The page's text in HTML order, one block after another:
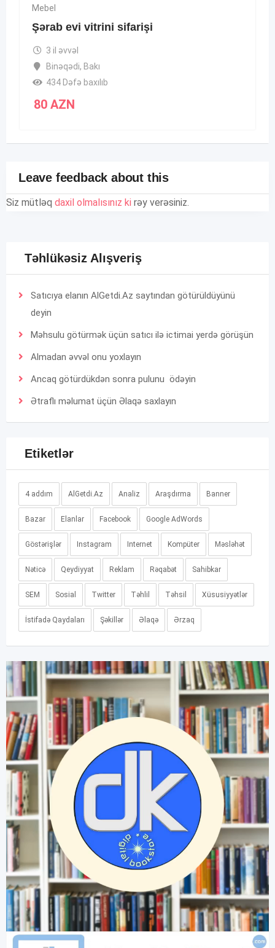
Mebel
Şərab evi vitrini sifarişi
3 il əvvəl
Binəqədi, Bakı
434 Dəfə baxılıb
80 AZN
Leave feedback about this
Siz mütləq daxil olmalısınız ki rəy verəsiniz.
Təhlükəsiz Alışveriş
Satıcıya elanın AlGetdi.Az saytından götürüldüyünü
deyin
Məhsulu götürmək üçün satıcı ilə ictimai yerdə görüşün
Almadan əvvəl onu yoxlayın
Ancaq götürdükdən sonra pulunu ödəyin
Ətraflı məlumat üçün Əlaqə saxlayın
Etiketlər
4 addım AlGetdi.Az Analiz Araşdırma Banner
Bazar Elanlar Facebook Google AdWords
Göstərişlər Instagram Internet Kompüter Məsləhət
Nəticə Qeydiyyat Reklam Rəqabət Sahibkar
SEM Sosial Twitter Təhlil Təhsil Xüsusiyyətlər
İstifadə Qaydaları Şəkillər Əlaqə Ərzaq